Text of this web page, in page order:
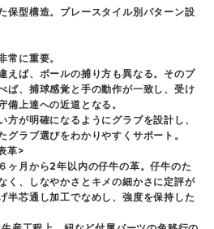
保型構造。プレースタイル別パターン設
常に重要。
えば、ボールの捕り方も異なる。そのプ
ば、捕球感覚と手の動作が一致し、受け
備上達への近道となる。
方が明確になるようにグラブを設計し、
グラブ選びをわかりやすくサポート。
革>
ヶ月から2年以内の仔牛の革。仔牛のた
く、しなやかさとキメの細かさに定評が
半芯通し加工でなめし、強度を保持した